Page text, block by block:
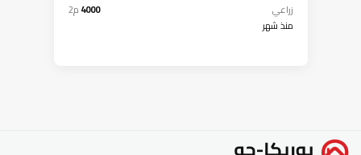
زراعي 4000م2
منذ شهر